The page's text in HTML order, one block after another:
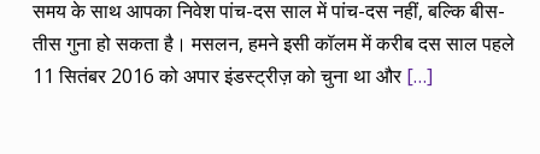
समय के साथ आपका निवेश पांच-दस साल में पांच-दस नहीं, बल्कि बीस-
तीस गुना हो सकता है। मसलन, हमने इसी कॉलम में करीब दस साल पहले
11 सितंबर 2016 को अपार इंडस्ट्रीज़ को चुना था और[…]